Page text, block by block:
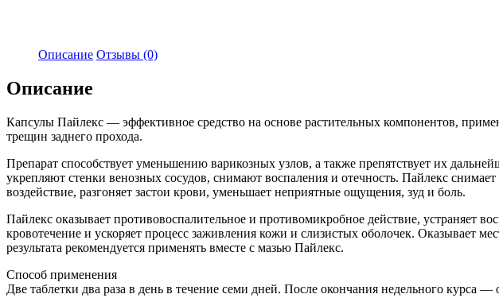
Описание Отзывы (0)
Описание
Капсулы Пайлекс — эффективное средство на основе растительных компонентов,
трещин заднего прохода.
Препарат способствует уменьшению варикозных узлов, а также препятствует их
укрепляют стенки венозных сосудов, снимают воспаления и отечность. Пайлекс
воздействие, разгоняет застои крови, уменьшает неприятные ощущения, зуд и боль.
Пайлекс оказывает противовоспалительное и противомикробное действие, устраняет
кровотечение и ускоряет процесс заживления кожи и слизистых оболочек. Оказывает
результата рекомендуется применять вместе с мазью Пайлекс.
Способ применения
Две таблетки два раза в день в течение семи дней. После окончания недельного курса —